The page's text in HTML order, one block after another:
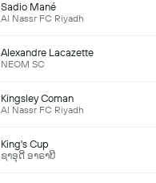
Sadio Mané
Al Nassr FC Riyadh
Alexandre Lacazette
NEOM SC
Kingsley Coman
Al Nassr FC Riyadh
King's Cup
ຊາອຸດີ ອາຣາບີ